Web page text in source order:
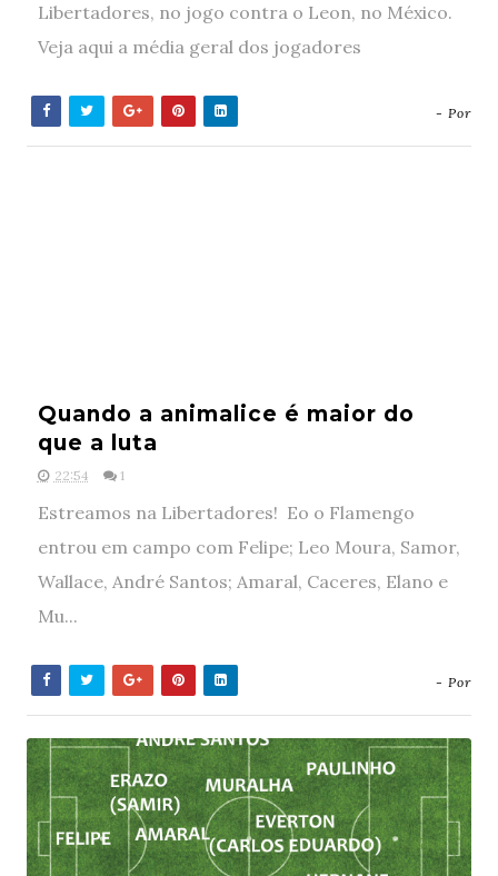
Libertadores, no jogo contra o Leon, no México.
Veja aqui a média geral dos jogadores
- Por
Quando a animalice é maior do
que a luta
22:54 1
Estreamos na Libertadores! Eo o Flamengo
entrou em campo com Felipe; Leo Moura, Samor,
Wallace, André Santos; Amaral, Caceres, Elano e
Mu...
- Por